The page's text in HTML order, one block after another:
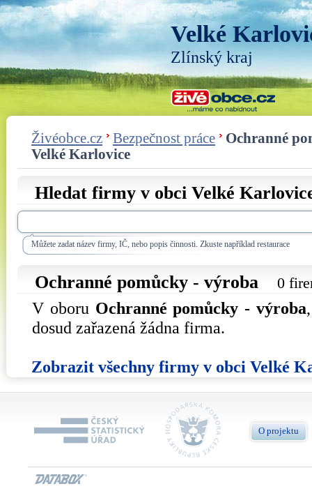
Velké
Zlínský kraj
Živéobce.cz Bezpečnost práce
Ochranné
Velké Karlovice
Hledat firmy v obci Velké
Můžete zadat název firmy, IČ, nebo popis činnosti. Zkuste například restaurace
Ochranné pomůcky - výroba 0
V oboru Ochranné pomůcky - výroba
dosud zařazená žádna firma.
Zobrazit všechny firmy v obci Velké
O projektu